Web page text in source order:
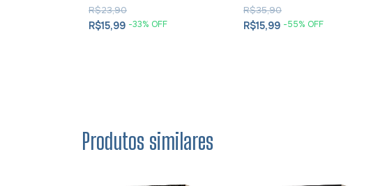
R$15,99 -33% OFF
R$23,90
R$15,99 -55% OFF
R$35,90
Produtos similares